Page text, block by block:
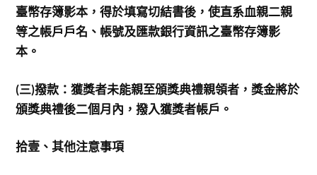
臺幣存簿影本，得於填寫切結書後，使直系血親二親
等之帳戶戶名、帳號及匯款銀行資訊之臺幣存簿影
本。
(三)撥款：獲獎者未能親至頒獎典禮親領者，獎金將於
頒獎典禮後二個月內，撥入獲獎者帳戶。
拾壹、其他注意事項